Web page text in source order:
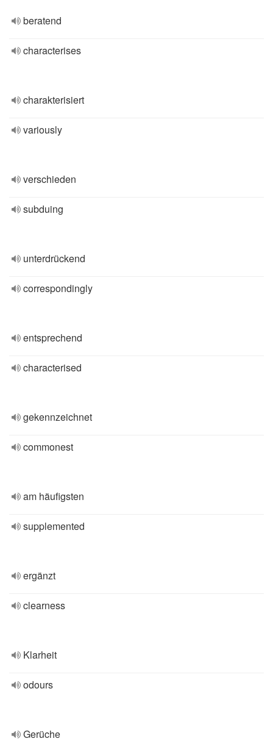
beratend
characterises
charakterisiert
variously
verschieden
subduing
unterdrückend
correspondingly
entsprechend
characterised
gekennzeichnet
commonest
am häufigsten
supplemented
ergänzt
clearness
Klarheit
odours
Gerüche